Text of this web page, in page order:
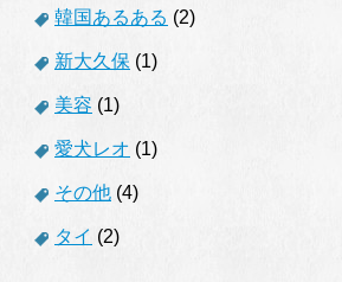
韓国あるある (2)
新大久保 (1)
美容 (1)
愛犬レオ (1)
その他 (4)
タイ (2)